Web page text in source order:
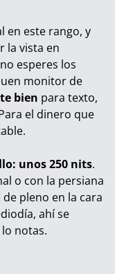
en este rango, y
la vista en
esperes los
monitor de
bien para texto,
el dinero que
unos 250 nits.
o con la persiana
pleno en la cara
ahí se
notas.